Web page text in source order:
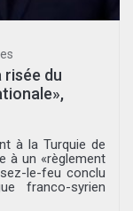
risée du
à la Turquie de
à un «règlement
le-feu conclu
franco-syrien